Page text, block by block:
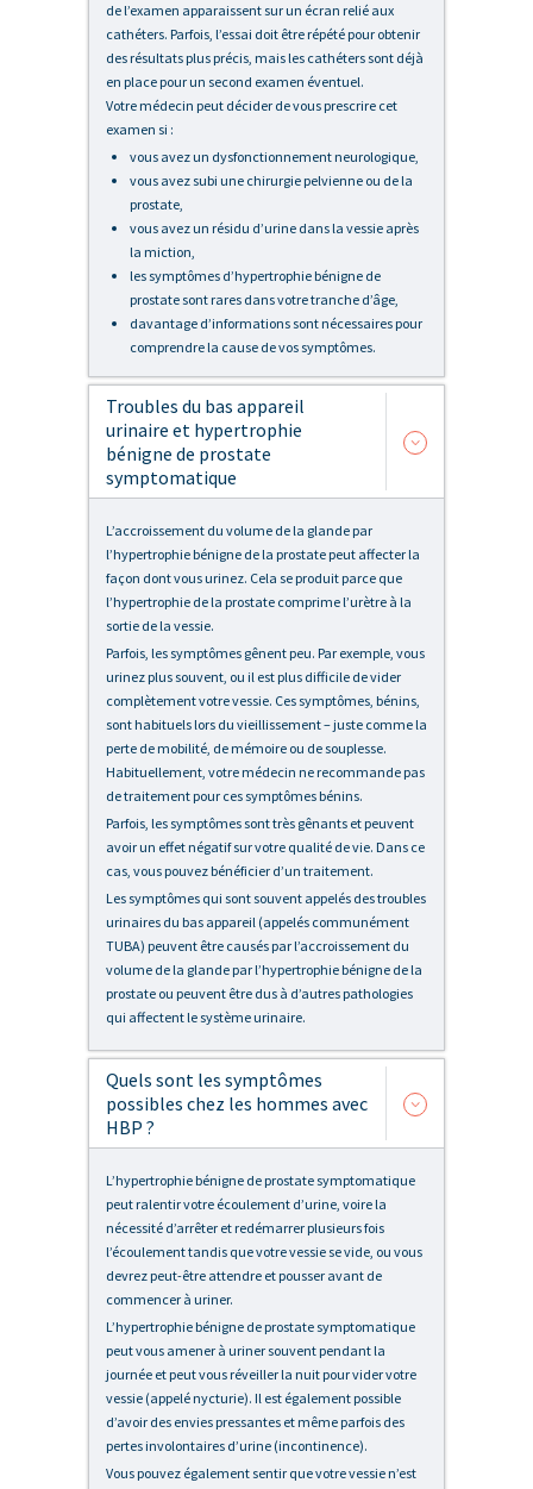
de l’examen apparaissent sur un écran relié aux
cathéters. Parfois, l’essai doit être répété pour obtenir
des résultats plus précis, mais les cathéters sont déjà
en place pour un second examen éventuel.
Votre médecin peut décider de vous prescrire cet
examen si :
vous avez un dysfonctionnement neurologique,
vous avez subi une chirurgie pelvienne ou de la
prostate,
vous avez un résidu d’urine dans la vessie après
la miction,
les symptômes d’hypertrophie bénigne de
prostate sont rares dans votre tranche d’âge,
davantage d’informations sont nécessaires pour
comprendre la cause de vos symptômes.
Troubles du bas appareil
urinaire et hypertrophie
bénigne de prostate
symptomatique
L’accroissement du volume de la glande par
l’hypertrophie bénigne de la prostate peut affecter la
façon dont vous urinez. Cela se produit parce que
l’hypertrophie de la prostate comprime l’urètre à la
sortie de la vessie.
Parfois, les symptômes gênent peu. Par exemple, vous
urinez plus souvent, ou il est plus difficile de vider
complètement votre vessie. Ces symptômes, bénins,
sont habituels lors du vieillissement – juste comme la
perte de mobilité, de mémoire ou de souplesse.
Habituellement, votre médecin ne recommande pas
de traitement pour ces symptômes bénins.
Parfois, les symptômes sont très gênants et peuvent
avoir un effet négatif sur votre qualité de vie. Dans ce
cas, vous pouvez bénéficier d’un traitement.
Les symptômes qui sont souvent appelés des troubles
urinaires du bas appareil (appelés communément
TUBA) peuvent être causés par l’accroissement du
volume de la glande par l’hypertrophie bénigne de la
prostate ou peuvent être dus à d’autres pathologies
qui affectent le système urinaire.
Quels sont les symptômes
possibles chez les hommes avec
HBP ?
L’hypertrophie bénigne de prostate symptomatique
peut ralentir votre écoulement d’urine, voire la
nécessité d’arrêter et redémarrer plusieurs fois
l’écoulement tandis que votre vessie se vide, ou vous
devrez peut-être attendre et pousser avant de
commencer à uriner.
L’hypertrophie bénigne de prostate symptomatique
peut vous amener à uriner souvent pendant la
journée et peut vous réveiller la nuit pour vider votre
vessie (appelé nycturie). Il est également possible
d’avoir des envies pressantes et même parfois des
pertes involontaires d’urine (incontinence).
Vous pouvez également sentir que votre vessie n’est